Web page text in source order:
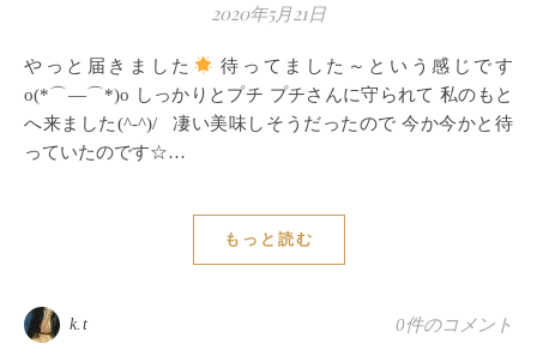
2020年5月21日
やっと届きました
待ってました～という感じです
o(*⌒―⌒*)o しっかりとプチ プチさんに守られて 私のもと
へ来ました(^-^)/ 凄い美味しそうだったので 今か今かと待
っていたのです☆…
もっと読む
k.t 0件のコメント